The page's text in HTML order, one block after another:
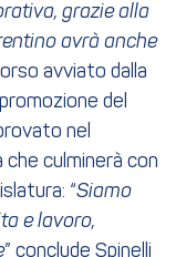
grazie alla
avrà anche
avviato dalla
del
nel
culminerà con
“Siamo
e lavoro,
” conclude Spinelli